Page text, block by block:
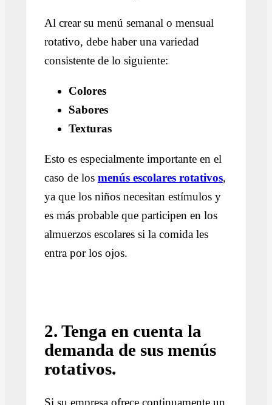
Al crear su menú semanal o mensual
rotativo, debe haber una variedad
consistente de lo siguiente:
Colores
Sabores
Texturas
Esto es especialmente importante en el
caso de losmenús escolares rotativos,
ya que los niños necesitan estímulos y
es más probable que participen en los
almuerzos escolares si la comida les
entra por los ojos.
2. Tenga en cuenta la
demanda de sus menús
rotativos.
Si su empresa ofrece continuamente un